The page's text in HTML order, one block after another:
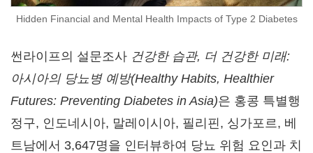
Hidden Financial and Mental Health Impacts of Type 2 Diabetes
썬라이프의 설문조사 건강한 습관, 더 건강한 미래:
아시아의 당뇨병 예방(Healthy Habits, Healthier
Futures: Preventing Diabetes inAsia)은 홍콩 특별행
정구, 인도네시아, 말레이시아, 필리핀, 싱가포르, 베
트남에서 3,647명을 인터뷰하여 당뇨 위험 요인과 치